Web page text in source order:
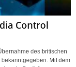
Control
des britischen
Mit dem